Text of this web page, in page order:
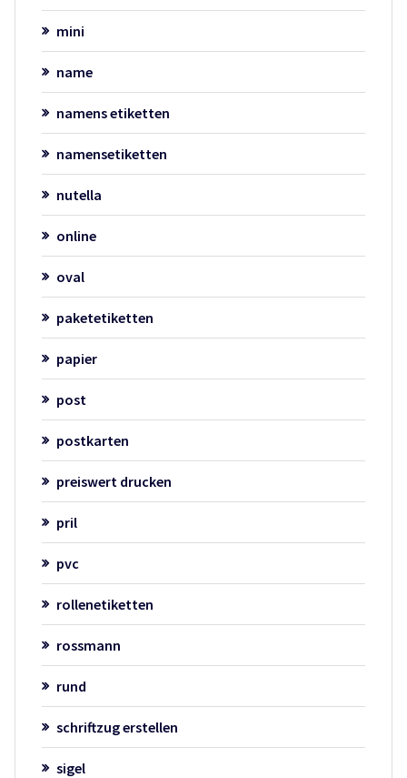
mini
name
namens etiketten
namensetiketten
nutella
online
oval
paketetiketten
papier
post
postkarten
preiswert drucken
pril
pvc
rollenetiketten
rossmann
rund
schriftzug erstellen
sigel